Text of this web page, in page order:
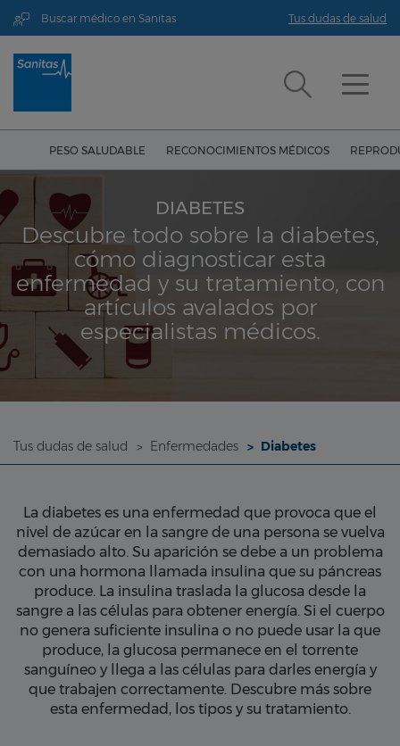
Buscar médico en Sanitas Tus dudas de salud
PESO SALUDABLE RECONOCIMIENTOS MÉDICOS
DIABETES
Descubre todo sobre la diabetes,
cómo diagnosticar esta
enfermedad y su tratamiento, con
artículos avalados por
especialistas médicos.
Tus dudas de salud Enfermedades Diabetes
La diabetes es una enfermedad que provoca que el
nivel de azúcar en la sangre de una persona se vuelva
demasiado alto. Su aparición se debe a un problema
con una hormona llamada insulina que su páncreas
produce. La insulina traslada la glucosa desde la
sangre a las células para obtener energía. Si el cuerpo
no genera suficiente insulina o no puede usar la que
produce, la glucosa permanece en el torrente
sanguíneo y llega a las células para darles energía y
que trabajen correctamente. Descubre más sobre
esta enfermedad, los tipos y su tratamiento.